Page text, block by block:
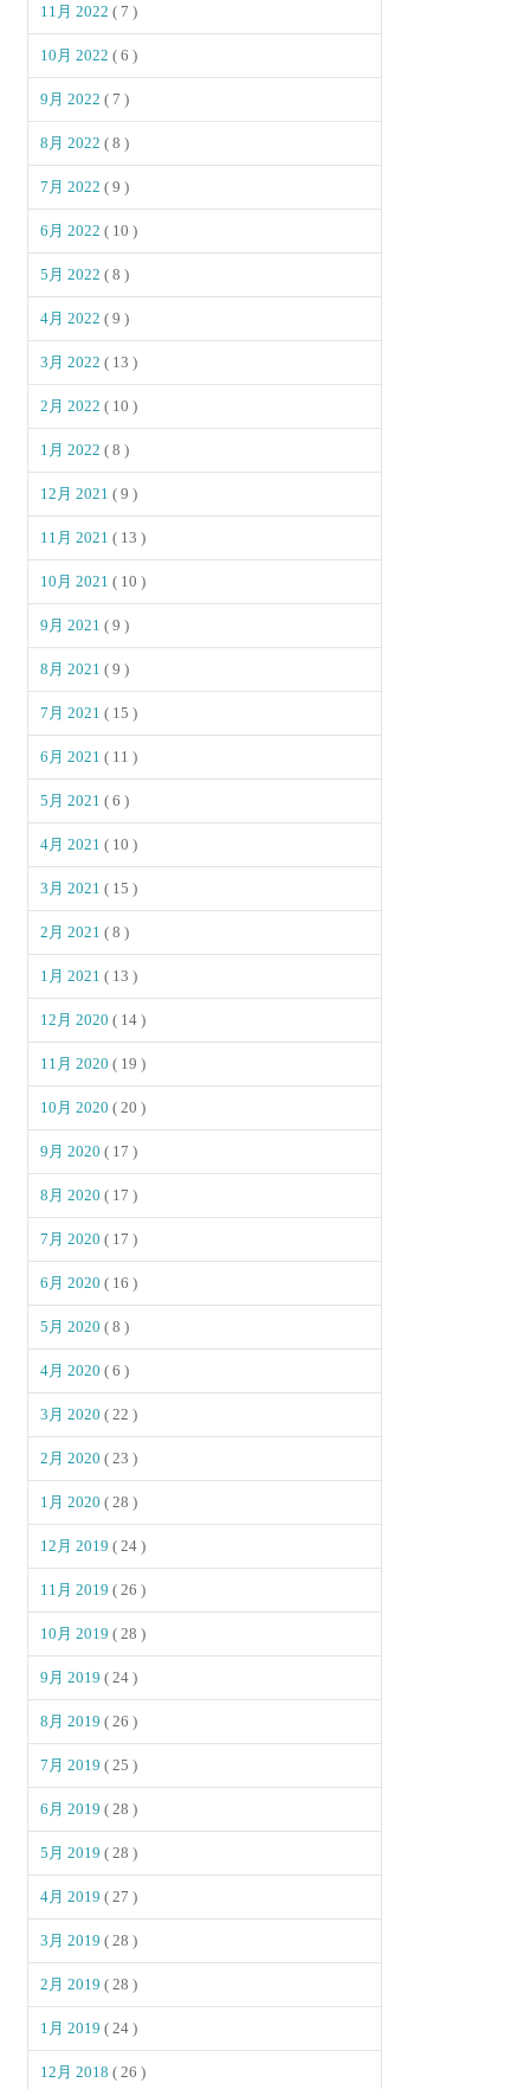
11月 2022( 7 )
10月 2022( 6 )
9月 2022( 7 )
8月 2022( 8 )
7月 2022( 9 )
6月 2022( 10 )
5月 2022( 8 )
4月 2022( 9 )
3月 2022( 13 )
2月 2022( 10 )
1月 2022( 8 )
12月 2021( 9 )
11月 2021( 13 )
10月 2021( 10 )
9月 2021( 9 )
8月 2021( 9 )
7月 2021( 15 )
6月 2021( 11 )
5月 2021( 6 )
4月 2021( 10 )
3月 2021( 15 )
2月 2021( 8 )
1月 2021( 13 )
12月 2020( 14 )
11月 2020( 19 )
10月 2020( 20 )
9月 2020( 17 )
8月 2020( 17 )
7月 2020( 17 )
6月 2020( 16 )
5月 2020( 8 )
4月 2020( 6 )
3月 2020( 22 )
2月 2020( 23 )
1月 2020( 28 )
12月 2019( 24 )
11月 2019( 26 )
10月 2019( 28 )
9月 2019( 24 )
8月 2019( 26 )
7月 2019( 25 )
6月 2019( 28 )
5月 2019( 28 )
4月 2019( 27 )
3月 2019( 28 )
2月 2019( 28 )
1月 2019( 24 )
12月 2018( 26 )